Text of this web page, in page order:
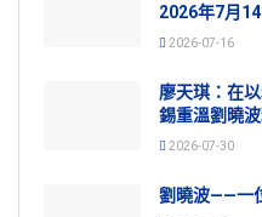
2026年7月
2026-07-16
廖天琪：在
錫重溫劉曉
2026-07-30
劉曉波——一